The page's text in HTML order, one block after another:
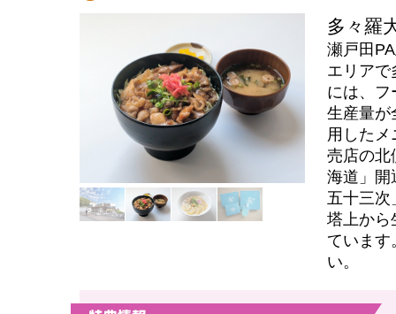
多々羅
瀬戸田
エリアで
には、フ
生産量が
用したメ
売店の北
海道」開
五十三次
塔上から
ています
い。